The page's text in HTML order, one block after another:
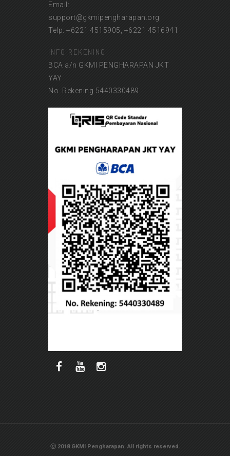
Email:
support@gkmipengharapan.org
Telp: +6221 4515905, +6221 4516941
INFO REKENING
BCA a/n GKMI PENGHARAPAN JKT
YAY
No. Rekening 5440330489
ⓒ 2018 GKMI Pengharapan. All rights reserved.